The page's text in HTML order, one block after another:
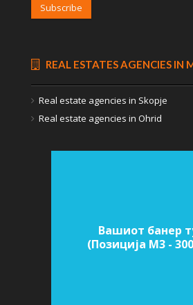
Subscribe
REAL ESTATES AGENCIES IN
Real estate agencies in Skopje
Real estate agencies in Ohrid
Вашиот банер
(Позиција M3 -